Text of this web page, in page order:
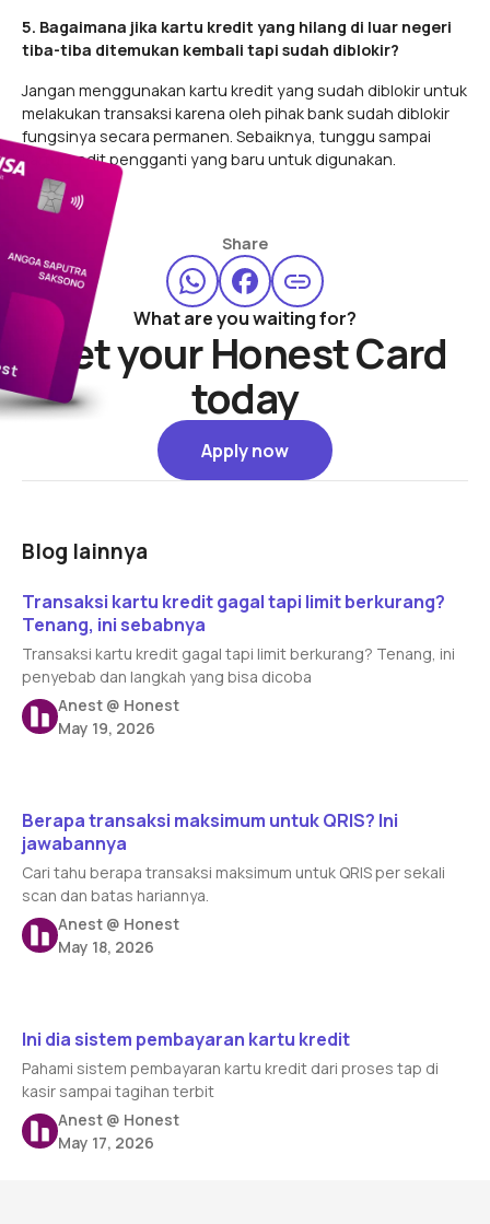
5. Bagaimana jika kartu kredit yang hilang di luar negeri
tiba-tiba ditemukan kembali tapi sudah diblokir?
Jangan menggunakan kartu kredit yang sudah diblokir untuk
melakukan transaksi karena oleh pihak bank sudah diblokir
fungsinya secara permanen. Sebaiknya, tunggu sampai
kartu kredit pengganti yang baru untuk digunakan.
Share
What are you waiting for?
Get your Honest Card
today
Apply now
Apply now
Blog lainnya
Transaksi kartu kredit gagal tapi limit berkurang?
Tenang, ini sebabnya
Transaksi kartu kredit gagal tapi limit berkurang? Tenang, ini
penyebab dan langkah yang bisa dicoba
Anest @ Honest
May 19, 2026
Berapa transaksi maksimum untuk QRIS? Ini
jawabannya
Cari tahu berapa transaksi maksimum untuk QRIS per sekali
scan dan batas hariannya.
Anest @ Honest
May 18, 2026
Ini dia sistem pembayaran kartu kredit
Pahami sistem pembayaran kartu kredit dari proses tap di
kasir sampai tagihan terbit
Anest @ Honest
May 17, 2026